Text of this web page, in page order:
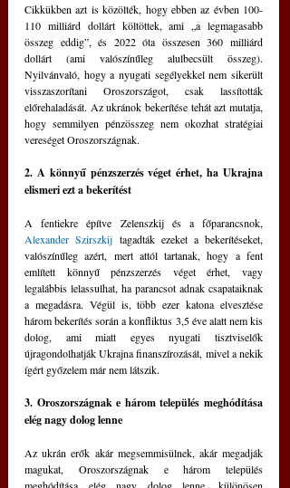
Cikkükben azt is közölték, hogy ebben az évben 100-
110 milliárd dollárt költöttek, ami „a legmagasabb
összeg eddig”, és 2022 óta összesen 360 milliárd
dollárt (ami valószínűleg alulbecsült összeg).
Nyilvánvaló, hogy a nyugati segélyekkel nem sikerült
visszaszorítani Oroszországot, csak lassították
előrehaladását. Az ukránok bekerítése tehát azt mutatja,
hogy semmilyen pénzösszeg nem okozhat stratégiai
vereséget Oroszországnak.
2. A könnyű pénzszerzés véget érhet, ha Ukrajna
elismeri ezt a bekerítést
Alexander Szirszkij tagadták ezeket a bekerítéseket,
valószínűleg azért, mert attól tartanak, hogy a fent
említett könnyű pénzszerzés véget érhet, vagy
legalábbis lelassulhat, ha parancsot adnak csapataiknak
a megadásra. Végül is, több ezer katona elvesztése
három bekerítés során a konfliktus 3,5 éve alatt nem kis
dolog, ami miatt egyes nyugati tisztviselők
újragondolhatják Ukrajna finanszírozását, mivel a nekik
ígért győzelem már nem látszik.
3. Oroszországnak e három település meghódítása
elég nagy dolog lenne
Az ukrán erők akár megsemmisülnek, akár megadják
magukat, Oroszországnak e három település